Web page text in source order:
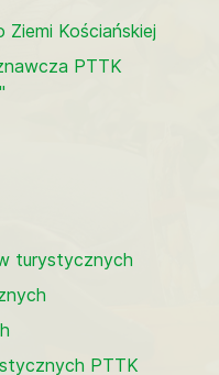
Kościańskiej
PTTK
turystycznych
PTTK